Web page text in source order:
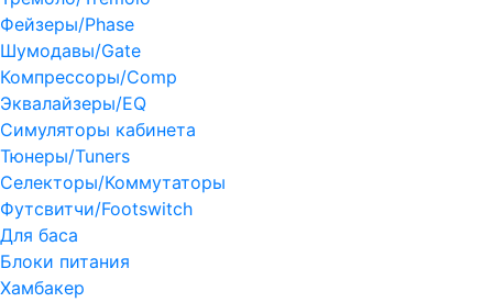
Фейзеры/Phase
Шумодавы/Gate
Компрессоры/Comp
Эквалайзеры/EQ
Симуляторы кабинета
Тюнеры/Tuners
Селекторы/Коммутаторы
Футсвитчи/Footswitch
Для баса
Блоки питания
Хамбакер